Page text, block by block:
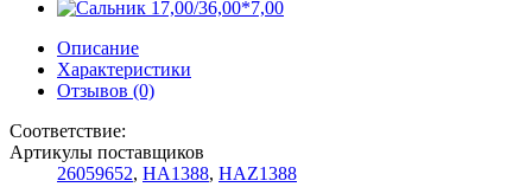
Описание
Характеристики
Отзывов (0)
Соответствие:
Артикулы поставщиков
26059652, HA1388, HAZ1388